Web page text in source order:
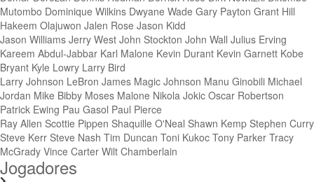
Mutombo Dominique Wilkins Dwyane Wade Gary Payton Grant Hill
Hakeem Olajuwon Jalen Rose Jason Kidd
Jason Williams Jerry West John Stockton John Wall Julius Erving
Kareem Abdul-Jabbar Karl Malone Kevin Durant Kevin Garnett Kobe
Bryant Kyle Lowry Larry Bird
Larry Johnson LeBron James Magic Johnson Manu Ginobili Michael
Jordan Mike Bibby Moses Malone Nikola Jokic Oscar Robertson
Patrick Ewing Pau Gasol Paul Pierce
Ray Allen Scottie Pippen Shaquille O'Neal Shawn Kemp Stephen Curry
Steve Kerr Steve Nash Tim Duncan Toni Kukoc Tony Parker Tracy
McGrady Vince Carter Wilt Chamberlain
Jogadores